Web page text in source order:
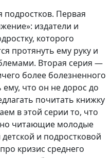
подростков. Первая
издатели и
которого
протянуть ему руку и
Вторая серия —
более болезненного
что он не дорос до
почитать книжку
в этой серии то, что
читающие молодые
и подростковой
кризис среднего